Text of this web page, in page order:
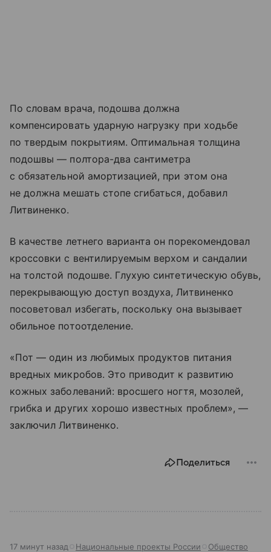
По словам врача, подошва должна
компенсировать ударную нагрузку при ходьбе
по твердым покрытиям. Оптимальная толщина
подошвы — полтора-два сантиметра
с обязательной амортизацией, при этом она
не должна мешать стопе сгибаться, добавил
Литвиненко.
В качестве летнего варианта он порекомендовал
кроссовки с вентилируемым верхом и сандалии
на толстой подошве. Глухую синтетическую обувь,
перекрывающую доступ воздуха, Литвиненко
посоветовал избегать, поскольку она вызывает
обильное потоотделение.
«Пот — один из любимых продуктов питания
вредных микробов. Это приводит к развитию
кожных заболеваний: вросшего ногтя, мозолей,
грибка и других хорошо известных проблем», —
заключил Литвиненко.
Поделиться
17 минут назад Национальные проекты России Общество